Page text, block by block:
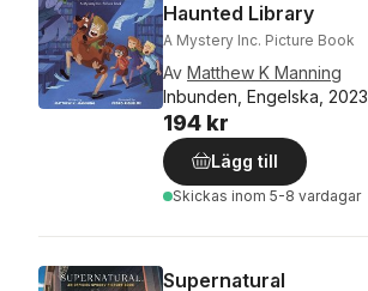
Haunted Library
A Mystery Inc. Picture Book
Av Matthew K Manning
Inbunden, Engelska, 2023
194 kr
Lägg till
Skickas inom 5-8 vardagar
Supernatural